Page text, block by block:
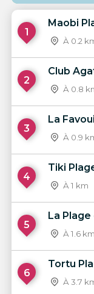
1
Maobi
À 0.2
2
Club
À 0.8
3
La
À 0.9
4
Tiki
À 1 km
5
La
À 1.6 km
6
Tortu
À 3.7